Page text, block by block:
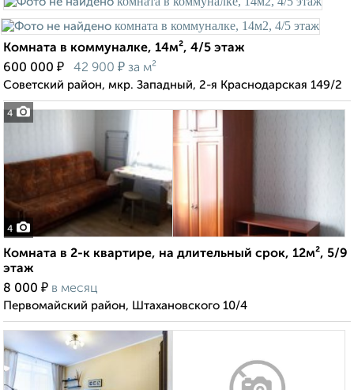
4
Комната в коммуналке, 14м², 4/5 этаж
600 000 ₽ 42 900 ₽ за м²
Советский район, мкр. Западный, 2-я Краснодарская 149/2
4
Комната в 2-к квартире, на длительный срок, 12м², 5/9
этаж
8 000 ₽ в месяц
Первомайский район, Штахановского 10/4